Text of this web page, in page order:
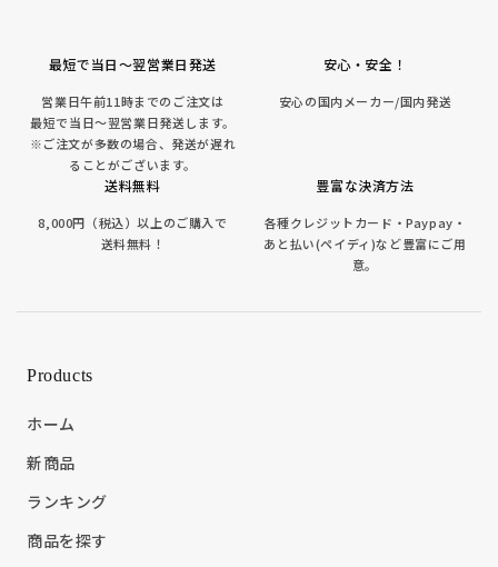
最短で当日～翌営業日発送
営業日午前11時までのご注文は
最短で当日～翌営業日発送します。
※ご注文が多数の場合、発送が遅れ
ることがございます。
安心・安全！
安心の国内メーカー/国内発送
送料無料
8,000円（税込）以上のご購入で
送料無料！
豊富な決済方法
各種クレジットカード・Paypay・
あと払い(ペイディ)など豊富にご用
意。
Products
ホーム
新商品
ランキング
商品を探す